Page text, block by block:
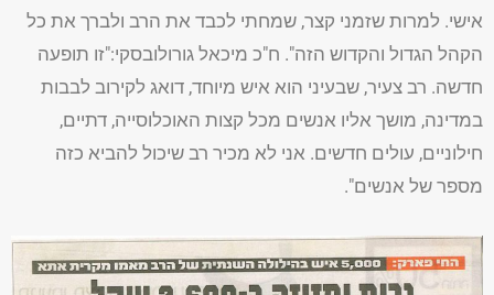
אישי. למרות שזמני קצר, שמחתי לכבד את הרב ולברך את כל
הקהל הגדול והקדוש הזה". ח"כ מיכאל גורולובסקי:"זו תופעה
חדשה. רב צעיר, שבעיני הוא איש מיוחד, דואג לקירוב לבבות
במדינה, מושך אליו אנשים מכל קצות האוכלוסייה, דתיים,
חילוניים, עולים חדשים. אני לא מכיר רב שיכול להביא כזה
מספר של אנשים".